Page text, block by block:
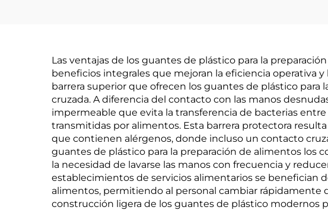
PLA PBAT almidón
de maíz
Hechos de
de PLA
almidón
Las ventajas de los guantes de plástico para la
beneficios integrales que mejoran la eficiencia operativa
barrera superior que ofrecen los guantes de plástico
cruzada. A diferencia del contacto con las manos
impermeable que evita la transferencia de bacterias
transmitidas por alimentos. Esta barrera protectora
que contienen alérgenos, donde incluso un contacto
guantes de plástico para la preparación de alimentos los
la necesidad de lavarse las manos con frecuencia y
establecimientos de servicios alimentarios se benefician
alimentos, permitiendo al personal cambiar rápidamente
construcción ligera de los guantes de plástico modernos